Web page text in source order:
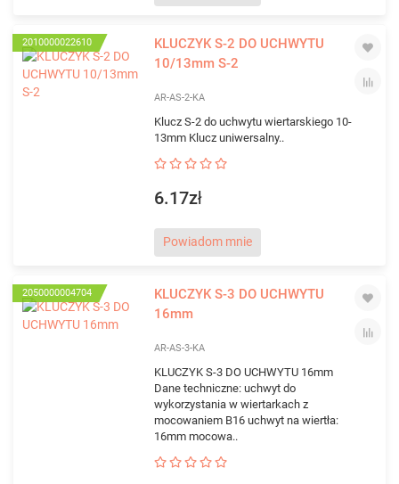
2010000022610
KLUCZYK S-2 DO UCHWYTU
10/13mm S-2
AR-AS-2-KA
Klucz S-2 do uchwytu wiertarskiego 10-
13mm Klucz uniwersalny..
6.17zł
Powiadom mnie
2050000004704
KLUCZYK S-3 DO UCHWYTU
16mm
AR-AS-3-KA
KLUCZYK S-3 DO UCHWYTU 16mm
Dane techniczne: uchwyt do
wykorzystania w wiertarkach z
mocowaniem B16 uchwyt na wiertła:
16mm mocowa..